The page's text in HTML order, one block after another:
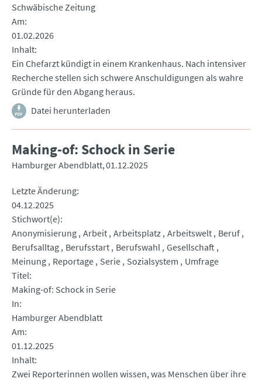
Schwäbische Zeitung
Am
01.02.2026
Inhalt
Ein Chefarzt kündigt in einem Krankenhaus. Nach intensiver
Recherche stellen sich schwere Anschuldigungen als wahre
Gründe für den Abgang heraus.
Datei herunterladen
Making-of: Schock in Serie
Hamburger Abendblatt 01.12.2025
Letzte Änderung
04.12.2025
Stichwort(e)
Anonymisierung Arbeit Arbeitsplatz Arbeitswelt Beruf
Berufsalltag Berufsstart Berufswahl Gesellschaft
Meinung Reportage Serie Sozialsystem
Umfrage
Titel
Making-of: Schock in Serie
In
Hamburger Abendblatt
Am
01.12.2025
Inhalt
Zwei Reporterinnen wollen wissen, was Menschen über ihre